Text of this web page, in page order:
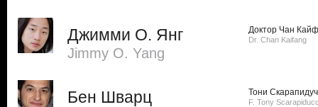
Джимми О. Янг
Jimmy O. Yang
Доктор Чан
Dr. Chan Kaifang
Бен Шварц Тони
F. Tony